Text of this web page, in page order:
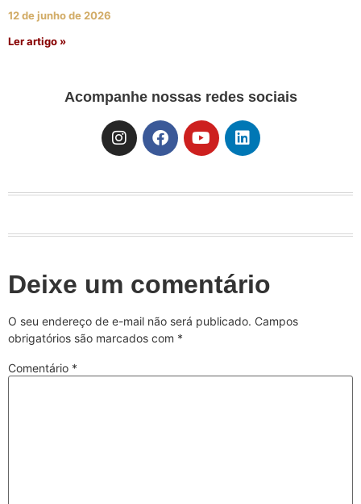
12 de junho de 2026
Ler artigo »
Acompanhe nossas redes sociais
Deixe um comentário
O seu endereço de e-mail não será publicado. Campos
obrigatórios são marcados com *
Comentário *